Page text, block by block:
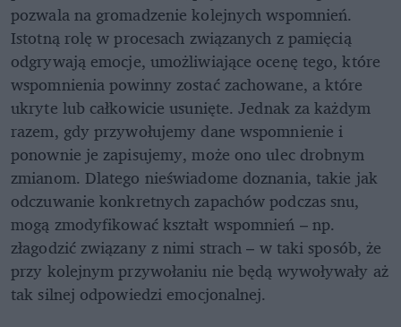
pozwala na gromadzenie kolejnych wspomnień.
Istotną rolę w procesach związanych z pamięcią
odgrywają emocje, umożliwiające ocenę tego, które
wspomnienia powinny zostać zachowane, a które
ukryte lub całkowicie usunięte. Jednak za każdym
razem, gdy przywołujemy dane wspomnienie i
ponownie je zapisujemy, może ono ulec drobnym
zmianom. Dlatego nieświadome doznania, takie jak
odczuwanie konkretnych zapachów podczas snu,
mogą zmodyfikować kształt wspomnień – np.
złagodzić związany z nimi strach – w taki sposób, że
przy kolejnym przywołaniu nie będą wywoływały aż
tak silnej odpowiedzi emocjonalnej.